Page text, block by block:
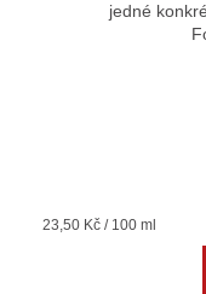
jedné
Měrná
23,50 Kč / 100 ml